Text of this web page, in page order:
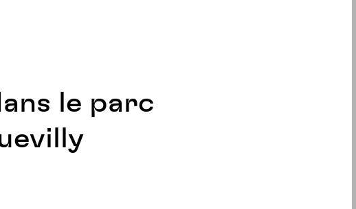
le parc